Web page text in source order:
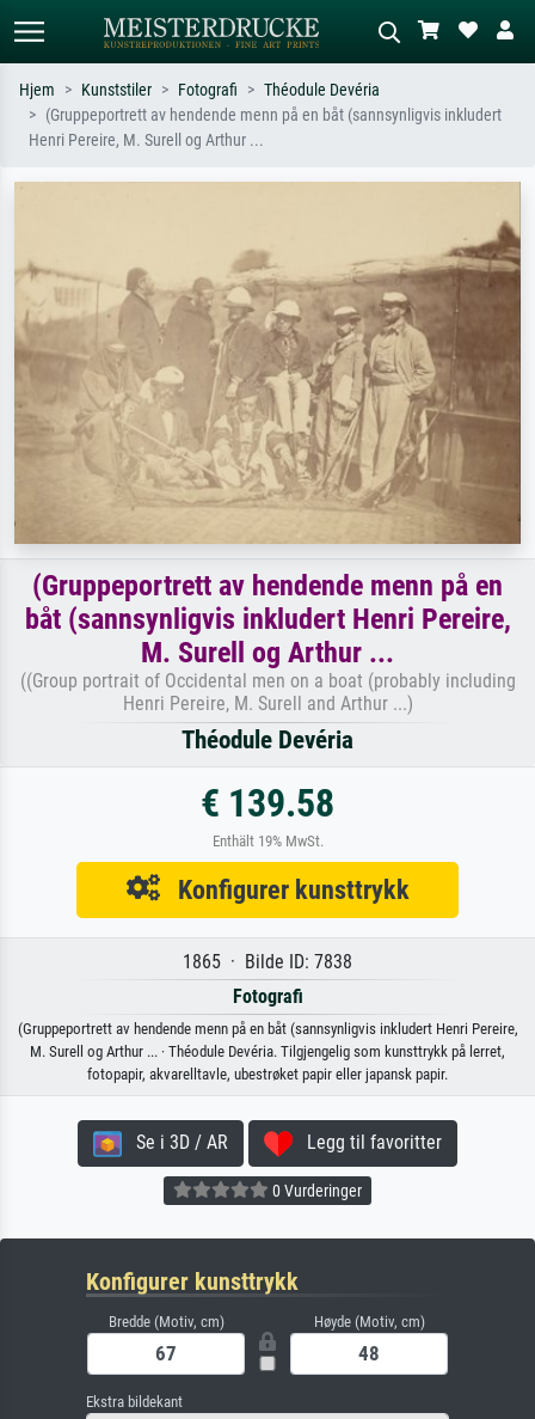
Standardsøk
Hjem Kunststiler Fotografi
Théodule Devéria
(Gruppeportrett av hendende menn på en båt (sannsynligvis inkludert
Henri Pereire, M. Surell og Arthur ...
(Gruppeportrett av hendende menn på en
båt (sannsynligvis inkludert Henri Pereire,
M. Surell og Arthur ...
((Group portrait of Occidental men on a boat (probably including
Henri Pereire, M. Surell and Arthur ...)
Théodule Devéria
€ 139.58
Enthält 19% MwSt.
Konfigurer kunsttrykk
1865 · Bilde ID: 7838
Fotografi
(Gruppeportrett av hendende menn på en båt (sannsynligvis inkludert Henri Pereire,
M. Surell og Arthur ... · Théodule Devéria. Tilgjengelig som kunsttrykk på lerret,
fotopapir, akvarelltavle, ubestrøket papir eller japansk papir.
Se i 3D / AR Legg til favoritter
0 Vurderinger
Konfigurer kunsttrykk
Bredde (Motiv, cm) Høyde (Motiv, cm)
Ekstra bildekant